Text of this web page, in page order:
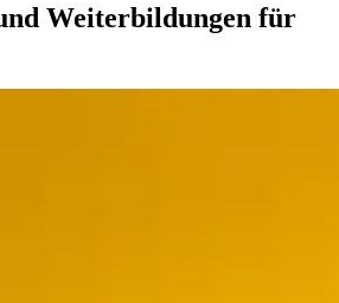
Weiterbildungen für